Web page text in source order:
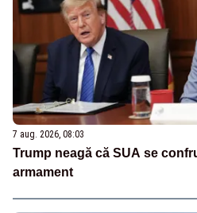
7 aug. 2026, 08:03
Trump neagă că SUA se
armament